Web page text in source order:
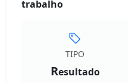
trabalho
TIPO
Resultado